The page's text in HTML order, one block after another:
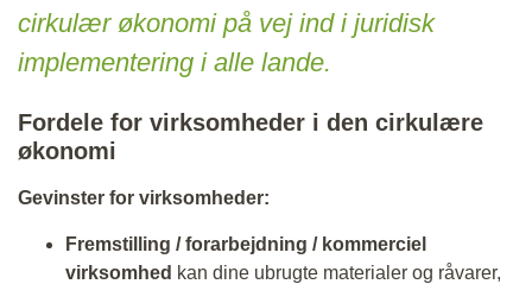
cirkulær økonomi på vej ind i juridisk
implementering i alle lande.
Fordele for virksomheder i den cirkulære
økonomi
Gevinster for virksomheder:
Fremstilling / forarbejdning / kommerciel
virksomhed kan dine ubrugte materialer og råvarer,